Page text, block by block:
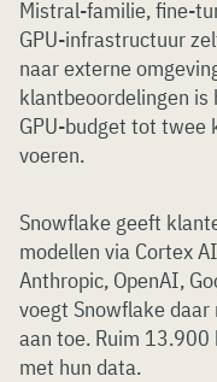
Mistral-familie, fine-
GPU-infrastructuur
naar externe
klantbeoordelingen
GPU-budget tot twee
voeren.
Snowflake geeft
modellen via Cortex
Anthropic, OpenAI,
voegt Snowflake daar
aan toe. Ruim
met hun data.